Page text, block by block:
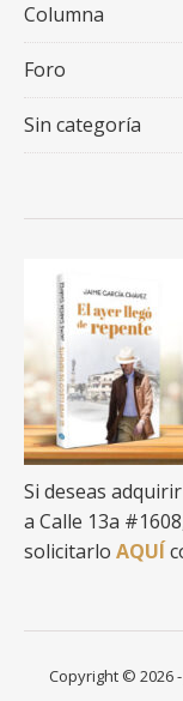
Columna
Foro
Sin categoría
Si deseas
a Calle 13a
solicitarlo AQUÍ
Copyright © 2026